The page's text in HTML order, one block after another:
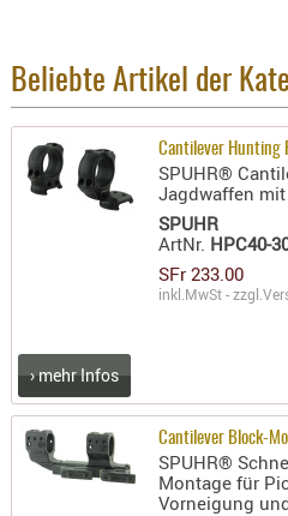
Beliebte Artikel der
Cantilever Hunting
SPUHR®
Jagdwaffen
SPUHR
ArtNr. HPC40-
SFr 233.00
inkl.MwSt - zzgl.
› mehr Infos
Cantilever Block-
SPUHR®
Montage für
Vorneigung